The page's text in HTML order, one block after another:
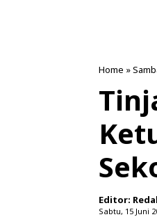
Home »
Editor:
Sabtu, 15 Juni